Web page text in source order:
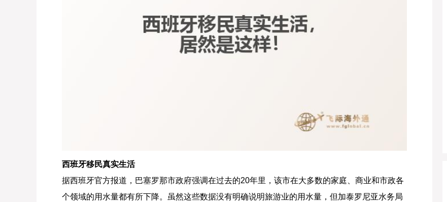
西班牙移民真实生活
据西班牙官方报道，巴塞罗那市政府强调在过去的20年里，该市在大多数的家庭、商业和市政各
个领域的用水量都有所下降。虽然这些数据没有明确说明旅游业的用水量，但加泰罗尼亚水务局